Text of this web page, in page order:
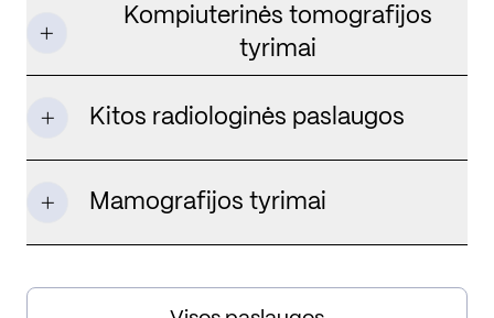
Kompiuterinės tomografijos
tyrimai
Kitos radiologinės paslaugos
Mamografijos tyrimai